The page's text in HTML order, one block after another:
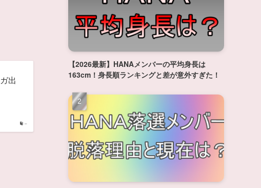
–
出
【2026最新】HANAメンバーの平均身長は
163cm！身長順ランキングと差が意外すぎた！